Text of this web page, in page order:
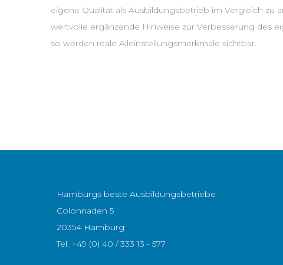
eigene Qualität als Ausbildungsbetrieb im Vergleich zu
wertvolle ergänzende Hinweise zur Verbesserung des
so werden reale Alleinstellungsmerkmale sichtbar.
Hamburgs beste Ausbildungsbetriebe
Colonnaden 5
20354 Hamburg
Tel. +49 (0) 40 / 333 13 - 577